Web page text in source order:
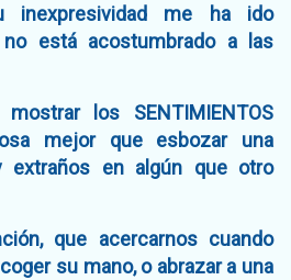
inexpresividad me ha ido
está acostumbrado a las
los SENTIMIENTOS
mejor que esbozar una
extraños en algún que otro
que acercarnos cuando
su mano, o abrazar a una